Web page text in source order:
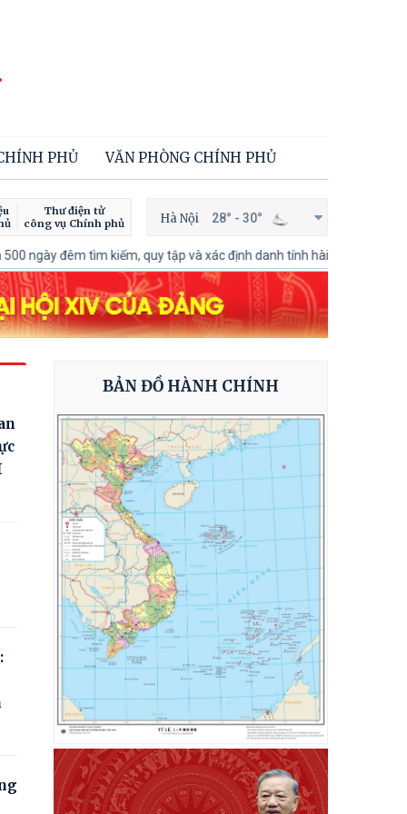
PHỦ VĂN PHÒNG CHÍNH PHỦ
Thư điện tử
công vụ Chính phủ
Hà Nội 28° - 30°
kiếm, quy tập và xác định danh tính hài cốt liệt sĩ 100 ngày xử lý
BẢN ĐỒ HÀNH CHÍNH